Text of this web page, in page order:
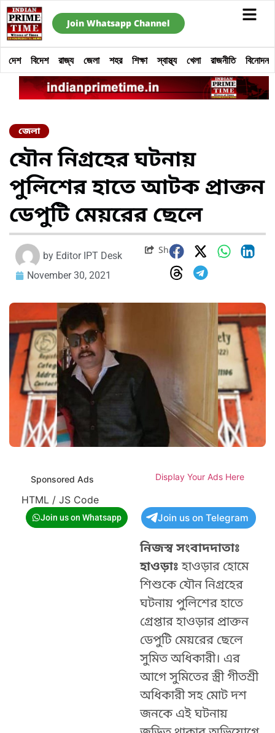
Join Whatsapp Channel
দেশ বিদেশ রাজ্য জেলা শহর শিক্ষা স্বাস্থ্য খেলা রাজনীতি বিনোদন
জেলা
যৌন নিগ্রহের ঘটনায়
পুলিশের হাতে আটক প্রাক্তন
ডেপুটি মেয়রের ছেলে
by Editor IPT Desk
November 30, 2021
Share
Sponsored Ads Display Your Ads Here
HTML / JS Code
Join us on Whatsapp Join us on Telegram
নিজস্ব সংবাদদাতাঃ
হাওড়াঃহাওড়ার হোমে
শিশুকে যৌন নিগ্রহের
ঘটনায় পুলিশের হাতে
গ্রেপ্তার হাওড়ার প্রাক্তন
ডেপুটি মেয়রের ছেলে
সুমিত অধিকারী। এর
আগে সুমিতের স্ত্রী গীতশ্রী
অধিকারী সহ মোট দশ
জনকে এই ঘটনায়